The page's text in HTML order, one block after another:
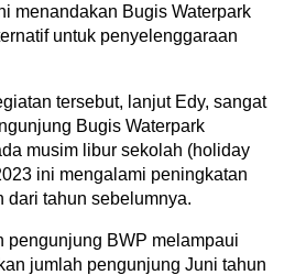
menandakan Bugis Waterpark
untuk penyelenggaraan
tersebut, lanjut Edy, sangat
Bugis Waterpark
musim libur sekolah (holiday
ini mengalami peningkatan
dari tahun sebelumnya.
pengunjung BWP melampaui
jumlah pengunjung Juni tahun